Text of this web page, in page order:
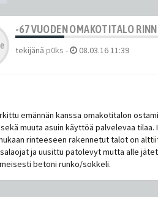
-67 VUODEN OMAKOTITALO
tekijänä p0ks - 08.03.16 11:39
emännän kanssa omakotitalon
muuta asuin käyttöä palvelevaa
rinteeseen rakennetut talot on
ja uusittu patolevyt mutta alle
betoni runko/sokkeli.